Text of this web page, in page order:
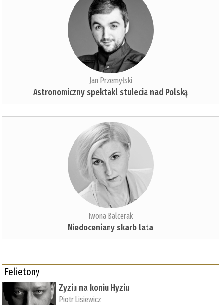
Jan Przemyłski
Astronomiczny spektakl stulecia nad Polską
Iwona Balcerak
Niedoceniany skarb lata
Felietony
Zyziu na koniu Hyziu
Piotr Lisiewicz